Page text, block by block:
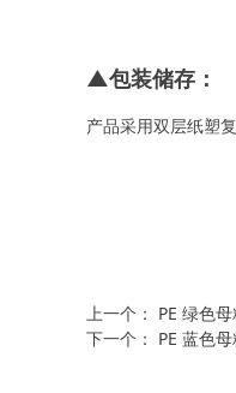
▲包装储存：
产品采用双层纸塑
上一个： PE 绿色
下一个： PE 蓝色